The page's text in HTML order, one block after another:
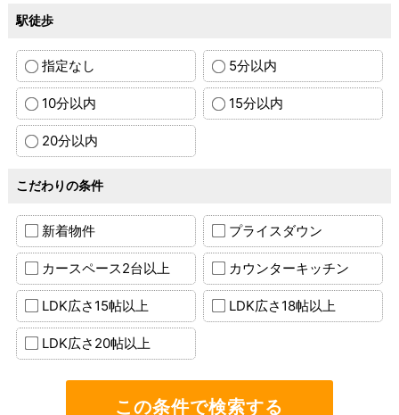
駅徒歩
指定なし 5分以内
10分以内 15分以内
20分以内
こだわりの条件
新着物件 プライスダウン
カースペース2台以上 カウンターキッチン
LDK広さ15帖以上 LDK広さ18帖以上
LDK広さ20帖以上